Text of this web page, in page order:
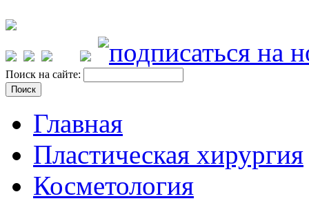
Поиск на сайте:
Главная
Пластическая хирургия
Косметология